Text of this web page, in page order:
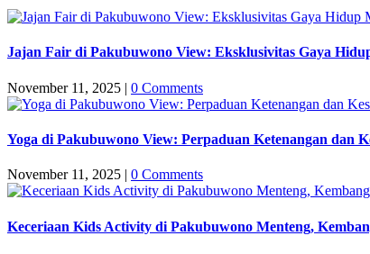
Jajan Fair di Pakubuwono View: Eksklusivitas Gaya
November 11, 2025 | 0 Comments
Yoga di Pakubuwono View: Perpaduan Ketenangan dan
November 11, 2025 | 0 Comments
Keceriaan Kids Activity di Pakubuwono Menteng,